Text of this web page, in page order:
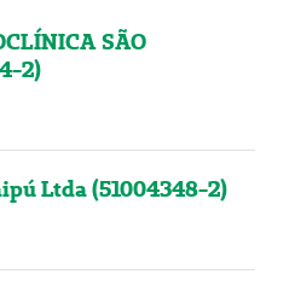
SÃO
2)
Ltda (51004348-2)